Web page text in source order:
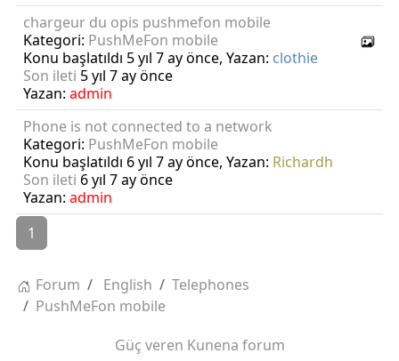
chargeur du opis pushmefon mobile
Kategori: PushMeFon mobile
Konu başlatıldı 5 yıl 7 ay önce, Yazan: clothie
Son ileti 5 yıl 7 ay önce
Yazan: admin
Phone is not connected to a network
Kategori: PushMeFon mobile
Konu başlatıldı 6 yıl 7 ay önce, Yazan: Richardh
Son ileti 6 yıl 7 ay önce
Yazan: admin
1
Forum English
Telephones
PushMeFon mobile
Güç veren Kunena forum